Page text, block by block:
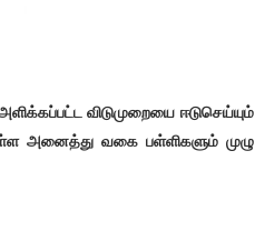
விடுமுறையை ஈடுசெய்யும்
அனைத்து வகை பள்ளிகளும் முழு